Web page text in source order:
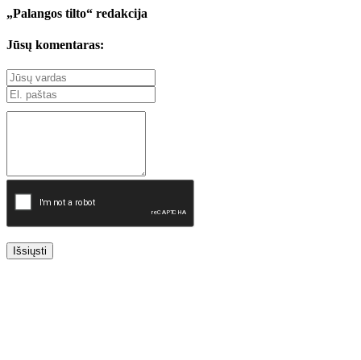
„Palangos tilto“ redakcija
Jūsų komentaras:
Išsiųsti